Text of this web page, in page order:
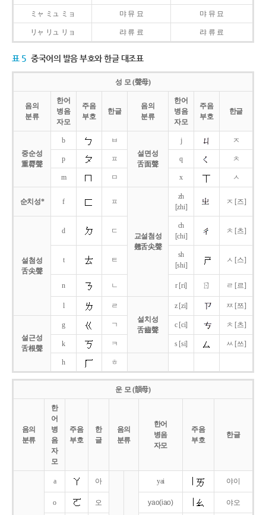
ミャ ミュ ミョ 먀 뮤 묘 먀 뮤 묘
リャ リュ リョ 랴 류 료 랴 류 료
표 5 중국어의 발음 부호와 한글 대조표
성 모 (聲母)
음의
분류
한어
병음
자모
주음
부호
한글
음의
분류
한어
병음
자모
주음
부호
한글
중순성
重脣聲
b
ㅂ
설면성
舌面聲
j ㅈ
p ㅍ q ㅊ
m ㅁ x ㅅ
순치성* f ㅍ
교설첨성
翹舌尖聲
zh
[zhi]
ㅈ [즈]
설첨성
舌尖聲
d ㄷ
ch
[chi]
ㅊ [츠]
t ㅌ
sh
[shi]
ㅅ [스]
n ㄴ r [ri] ㄖ ㄹ [르]
l
ㄹ
설치성
舌齒聲
z [zi] ㅉ [쯔]
설근성
舌根聲
g ㄱ c [ci] ㅊ [츠]
k ㅋ s [si] ㅆ [쓰]
h ㅎ
운 모 (韻母)
음의
분류
한
어
병
음
자
모
주음
부호
한
글
음의
분류
한어
병음
자모
주음
부호
한글
a 아 yai 야이
o 오 yao(iao) 야오